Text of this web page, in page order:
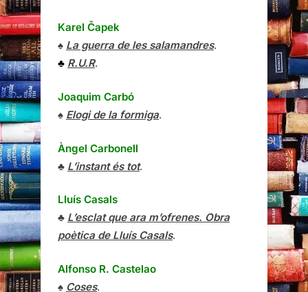
Karel Čapek
♠ La guerra de les salamandres.
♣ R.U.R.
Joaquim Carbó
♠ Elogi de la formiga.
Àngel Carbonell
♣ L’instant és tot.
Lluís Casals
♣ L’esclat que ara m’ofrenes. Obra
poètica de Lluís Casals.
Alfonso R. Castelao
♠ Coses.